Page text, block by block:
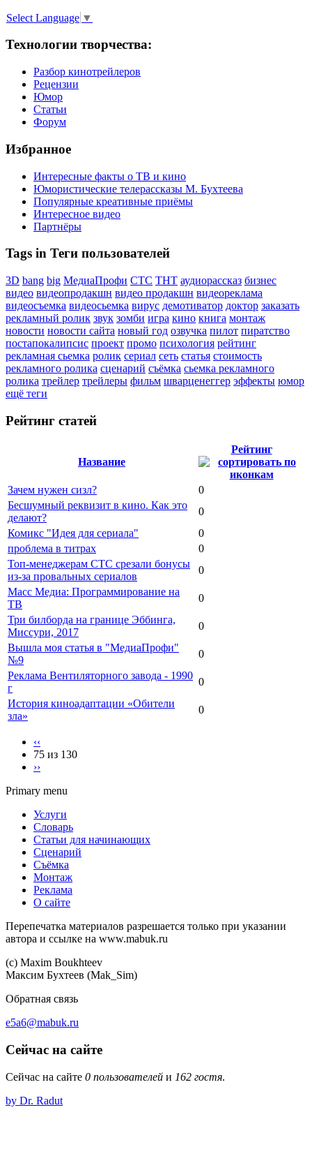
Select Language ▼
Технологии творчества:
Разбор кинотрейлеров
Рецензии
Юмор
Статьи
Форум
Избранное
Интересные факты о ТВ и кино
Юмористические телерассказы М. Бухтеева
Популярные креативные приёмы
Интересное видео
Партнёры
Tags in Теги пользователей
3D bang big МедиаПрофи СТС ТНТ аудиорассказ бизнес
видео видеопродакшн видео продакшн видеореклама
видеосъемка видеосьемка вирус демотиватор доктор заказать
рекламный ролик звук зомби игра кино книга монтаж
новости новости сайта новый год озвучка пилот пиратство
постапокалипсис проект промо психология рейтинг
рекламная сьемка ролик сериал сеть статья стоимость
рекламного ролика сценарий съёмка сьемка рекламного
ролика трейлер трейлеры фильм шварценеггер эффекты юмор
ещё теги
Рейтинг статей
Название
Рейтинг
Зачем нужен сизл?
0
Бесшумный реквизит в кино. Как это
делают?
0
Комикс "Идея для сериала"
0
проблема в титрах
0
Топ-менеджерам СТС срезали бонусы
из-за провальных сериалов
0
Масс Медиа: Программирование на
ТВ
0
Три билборда на границе Эббинга,
Миссури, 2017
0
Вышла моя статья в "МедиаПрофи"
№9
0
Реклама Вентиляторного завода - 1990
г
0
История киноадаптации «Обители
зла»
0
‹‹
75 из 130
››
Primary menu
Услуги
Словарь
Статьи для начинающих
Сценарий
Съёмка
Монтаж
Реклама
О сайте
Перепечатка материалов разрешается только при указании
автора и ссылке на www.mabuk.ru
(c) Maхim Boukhteev
Максим Бухтеев (Mak_Sim)
Обратная связь
e5a6@mabuk.ru
Сейчас на сайте
Сейчас на сайте 0 пользователей и 162 гостя.
by Dr. Radut